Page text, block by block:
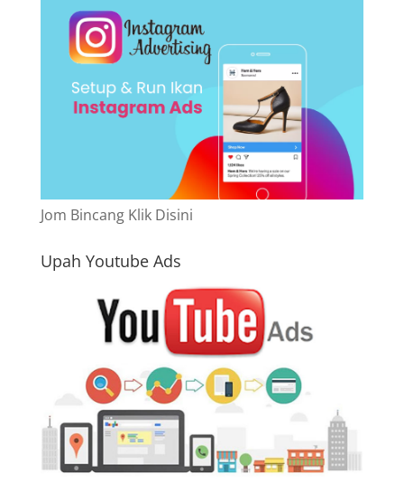
Jom Bincang Klik Disini
Upah Youtube Ads